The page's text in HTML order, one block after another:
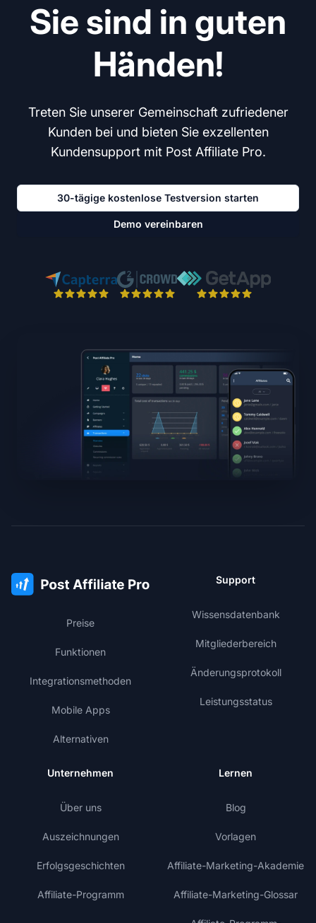
Sie sind in guten
Händen!
Treten Sie unserer Gemeinschaft zufriedener
Kunden bei und bieten Sie exzellenten
Kundensupport mit Post Affiliate Pro.
30-tägige kostenlose Testversion starten
Demo vereinbaren
Preise
Funktionen
Integrationsmethoden
Mobile Apps
Alternativen
Support
Wissensdatenbank
Mitgliederbereich
Änderungsprotokoll
Leistungsstatus
Unternehmen
Über uns
Auszeichnungen
Erfolgsgeschichten
Affiliate-Programm
Lernen
Blog
Vorlagen
Affiliate-Marketing-Akademie
Affiliate-Marketing-Glossar